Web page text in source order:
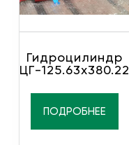
Гидроцилиндр
ЦГ-125.63х380.22
ПОДРОБНЕЕ